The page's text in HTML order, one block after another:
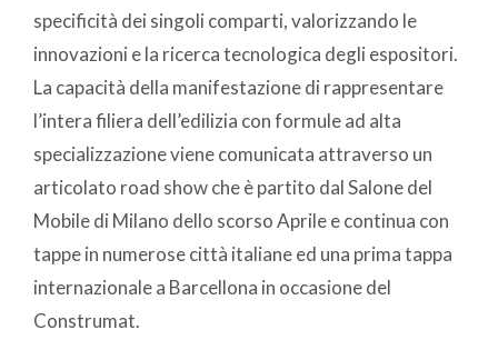
specificità dei singoli comparti, valorizzando le
innovazioni e la ricerca tecnologica degli espositori.
La capacità della manifestazione di rappresentare
l’intera filiera dell’edilizia con formule ad alta
specializzazione viene comunicata attraverso un
articolato road show che è partito dal Salone del
Mobile di Milano dello scorso Aprile e continua con
tappe in numerose città italiane ed una prima tappa
internazionale a Barcellona in occasione del
Construmat.